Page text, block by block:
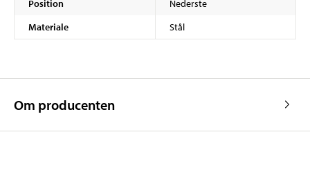
Position
Nederste
Materiale
Stål
Om producenten